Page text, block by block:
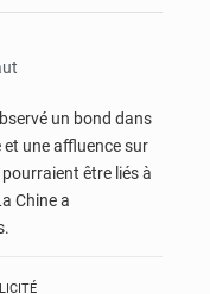
un bond dans
et une affluence sur
être liés à
Chine a